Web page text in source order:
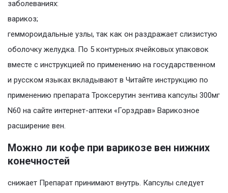
заболеваниях:
варикоз;
геммороидальные узлы, так как он раздражает слизистую
оболочку желудка. По 5 контурных ячейковых упаковок
вместе с инструкцией по применению на государственном
и русском языках вкладывают в Читайте инструкцию по
применению препарата Троксерутин зентива капсулы 300мг
N60 на сайте интернет-аптеки «Горздрав» Варикозное
расширение вен.
Можно ли кофе при варикозе вен нижних
конечностей
снижает Препарат принимают внутрь. Капсулы следует